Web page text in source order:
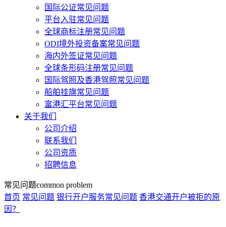
国际公证常见问题
平台入驻常见问题
全球商标注册常见问题
ODI境外投资备案常见问题
海内外签证常见问题
全球条形码注册常见问题
国际驾照及香港驾照常见问题
船舶挂旗常见问题
富港汇平台常见问题
关于我们
公司介绍
联系我们
公司资质
招聘信息
常见问题common problem
首页 常见问题 银行开户服务常见问题 香港交通开户被拒的原
因？